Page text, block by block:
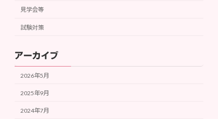
見学会等
試験対策
アーカイブ
2026年5月
2025年9月
2024年7月